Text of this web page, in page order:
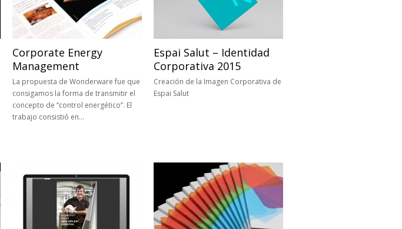
Corporate Energy
Management
La propuesta de Wonderware fue que
consigamos la forma de transmitir el
concepto de “control energético”. El
trabajo consistió en…
Espai Salut – Identidad
Corporativa 2015
Creación de la Imagen Corporativa de
Espai Salut